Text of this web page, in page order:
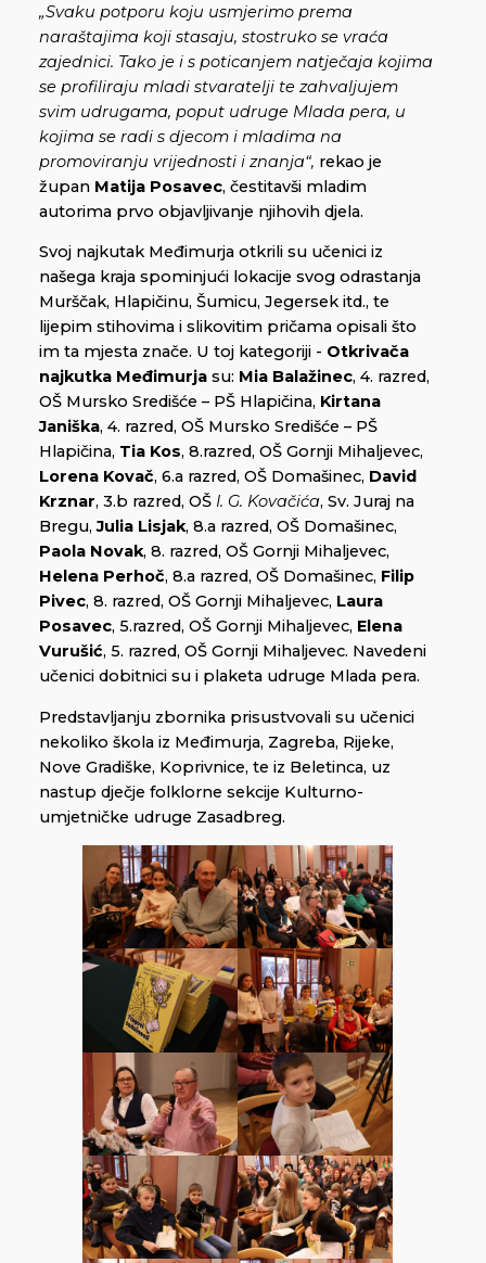
„Svaku potporu koju usmjerimo prema
naraštajima koji stasaju, stostruko se vraća
zajednici. Tako je i s poticanjem natječaja kojima
se profiliraju mladi stvaratelji te zahvaljujem
svim udrugama, poput udruge Mlada pera, u
kojima se radi s djecom i mladima na
promoviranju vrijednosti i znanja“, rekao je
župan Matija Posavec, čestitavši mladim
autorima prvo objavljivanje njihovih djela.
Svoj najkutak Međimurja otkrili su učenici iz
našega kraja spominjući lokacije svog odrastanja
Murščak, Hlapičinu, Šumicu, Jegersek itd., te
lijepim stihovima i slikovitim pričama opisali što
im ta mjesta znače. U toj kategoriji - Otkrivača
najkutka Međimurja su: Mia Balažinec, 4. razred,
OŠ Mursko Središće – PŠ Hlapičina, Kirtana
Janiška, 4. razred, OŠ Mursko Središće – PŠ
Hlapičina, Tia Kos, 8.razred, OŠ Gornji Mihaljevec,
Lorena Kovač, 6.a razred, OŠ Domašinec, David
Krznar, 3.b razred, OŠ I. G. Kovačića, Sv. Juraj na
Bregu,Julia Lisjak, 8.a razred, OŠ Domašinec,
Paola Novak, 8. razred, OŠ Gornji Mihaljevec,
Helena Perhoč, 8.a razred, OŠ Domašinec, Filip
Pivec, 8. razred, OŠ Gornji Mihaljevec, Laura
Posavec, 5.razred, OŠ Gornji Mihaljevec, Elena
Vurušić, 5. razred, OŠ Gornji Mihaljevec. Navedeni
učenici dobitnici su i plaketa udruge Mlada pera.
Predstavljanju zbornika prisustvovali su učenici
nekoliko škola iz Međimurja, Zagreba, Rijeke,
Nove Gradiške, Koprivnice, te iz Beletinca, uz
nastup dječje folklorne sekcije Kulturno-
umjetničke udruge Zasadbreg.